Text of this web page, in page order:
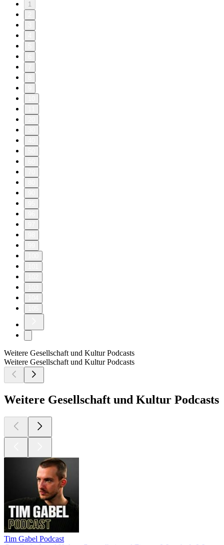
1
Weitere Gesellschaft und Kultur Podcasts
Weitere Gesellschaft und Kultur Podcasts
Weitere Gesellschaft und Kultur Podcasts
Tim Gabel Podcast